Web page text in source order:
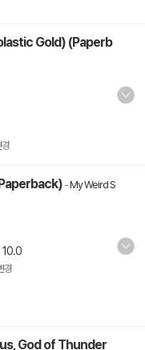
Gold) (Paperb
경
-My Weird S
10.0
경
God of Thunder